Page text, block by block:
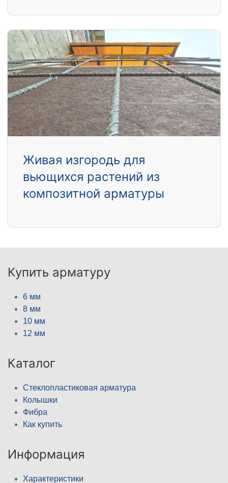
Живая изгородь для
вьющихся растений из
композитной арматуры
Купить арматуру
6 мм
8 мм
10 мм
12 мм
Каталог
Стеклопластиковая арматура
Колышки
Фибра
Как купить
Информация
Характеристики